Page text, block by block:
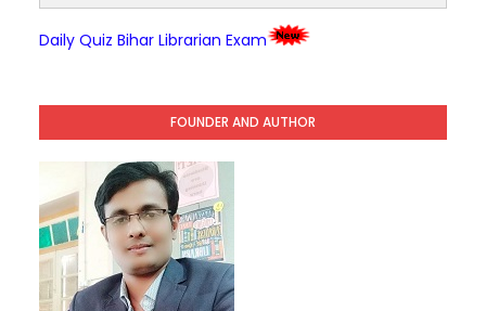
Daily Quiz Bihar Librarian Exam
FOUNDER AND AUTHOR